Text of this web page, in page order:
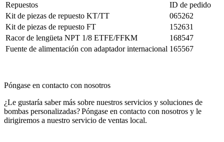
Repuestos
ID de pedido
Kit de piezas de repuesto KT/TT
065262
Kit de piezas de repuesto FT
152631
Racor de lengüeta NPT 1/8 ETFE/FFKM
168547
Fuente de alimentación con adaptador internacional 165567
Póngase en contacto con nosotros
¿Le gustaría saber más sobre nuestros servicios y soluciones de
bombas personalizadas? Póngase en contacto con nosotros y le
dirigiremos a nuestro servicio de ventas local.